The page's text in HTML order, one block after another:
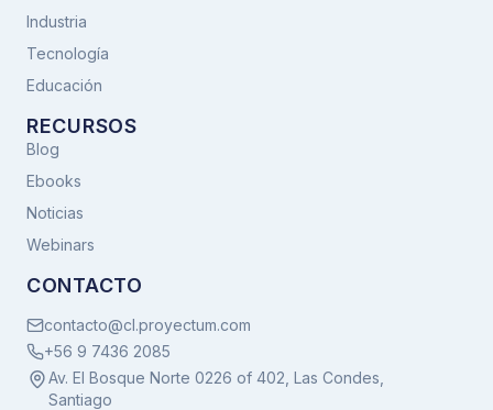
Industria
Tecnología
Educación
RECURSOS
Blog
Ebooks
Noticias
Webinars
CONTACTO
contacto@cl.proyectum.com
+56 9 7436 2085
Av. El Bosque Norte 0226 of 402, Las Condes,
Santiago